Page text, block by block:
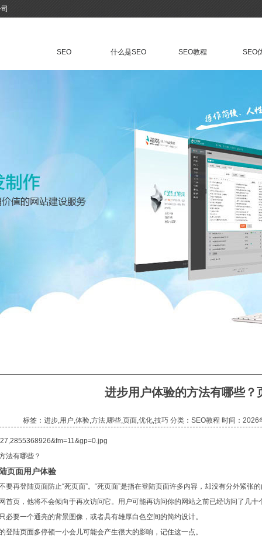
SEO 什么是SEO SEO教程 SEO
进步用户体验的方法有哪些？
标签：进步,用户,体验,方法,哪些,页面,优化,技巧 分类：SEO教程 时间：
法有哪些？
面用户体验
登陆页面防止“死页面”。“死页面”是指在登陆页面许多内容，却没有分外紧张
首页，他将不会倾向于再次访问它。用户可能再访问你的网站之前已经访问了几
必要一个通亮的背景图像，或者具有雄厚白色空间的简约设计。
页面多停顿一小会儿可能会产生很大的影响，记住这一点。